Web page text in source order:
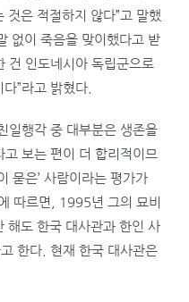
것은 적절하지 않다”고 말했
없이 죽음을 맞이했다고 받
건 인도네시아 독립군으로
”라고 밝혔다.
일행각 중 대부분은 생존을
보는 편이 더 합리적이므
묻은’ 사람이라는 평가가
따르면, 1995년 그의 묘비
해도 한국 대사관과 한인 사
한다. 현재 한국 대사관은